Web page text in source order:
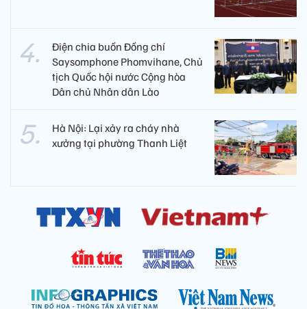
Điện chia buồn Đồng chí
Saysomphone Phomvihane, Chủ
tịch Quốc hội nước Cộng hòa
Dân chủ Nhân dân Lào
Hà Nội: Lại xảy ra cháy nhà
xưởng tại phường Thanh Liệt